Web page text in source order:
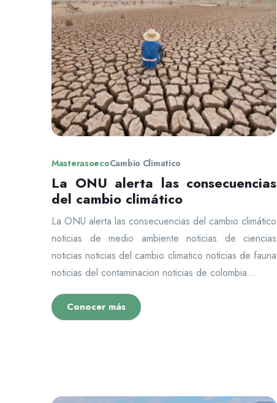
MasterasoecoCambio Climatico
La ONU alerta las consecuencias
del cambio climático
La ONU alerta las consecuencias del cambio climático
noticias de medio ambiente noticias de ciencias
noticias noticias del cambio climatico noticias de fauna
noticias del contaminacion noticias de colombia...
Conocer más